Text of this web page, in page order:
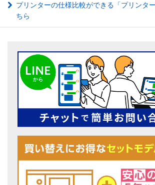
プリンターの仕様比較ができる「プリンタ
ちら